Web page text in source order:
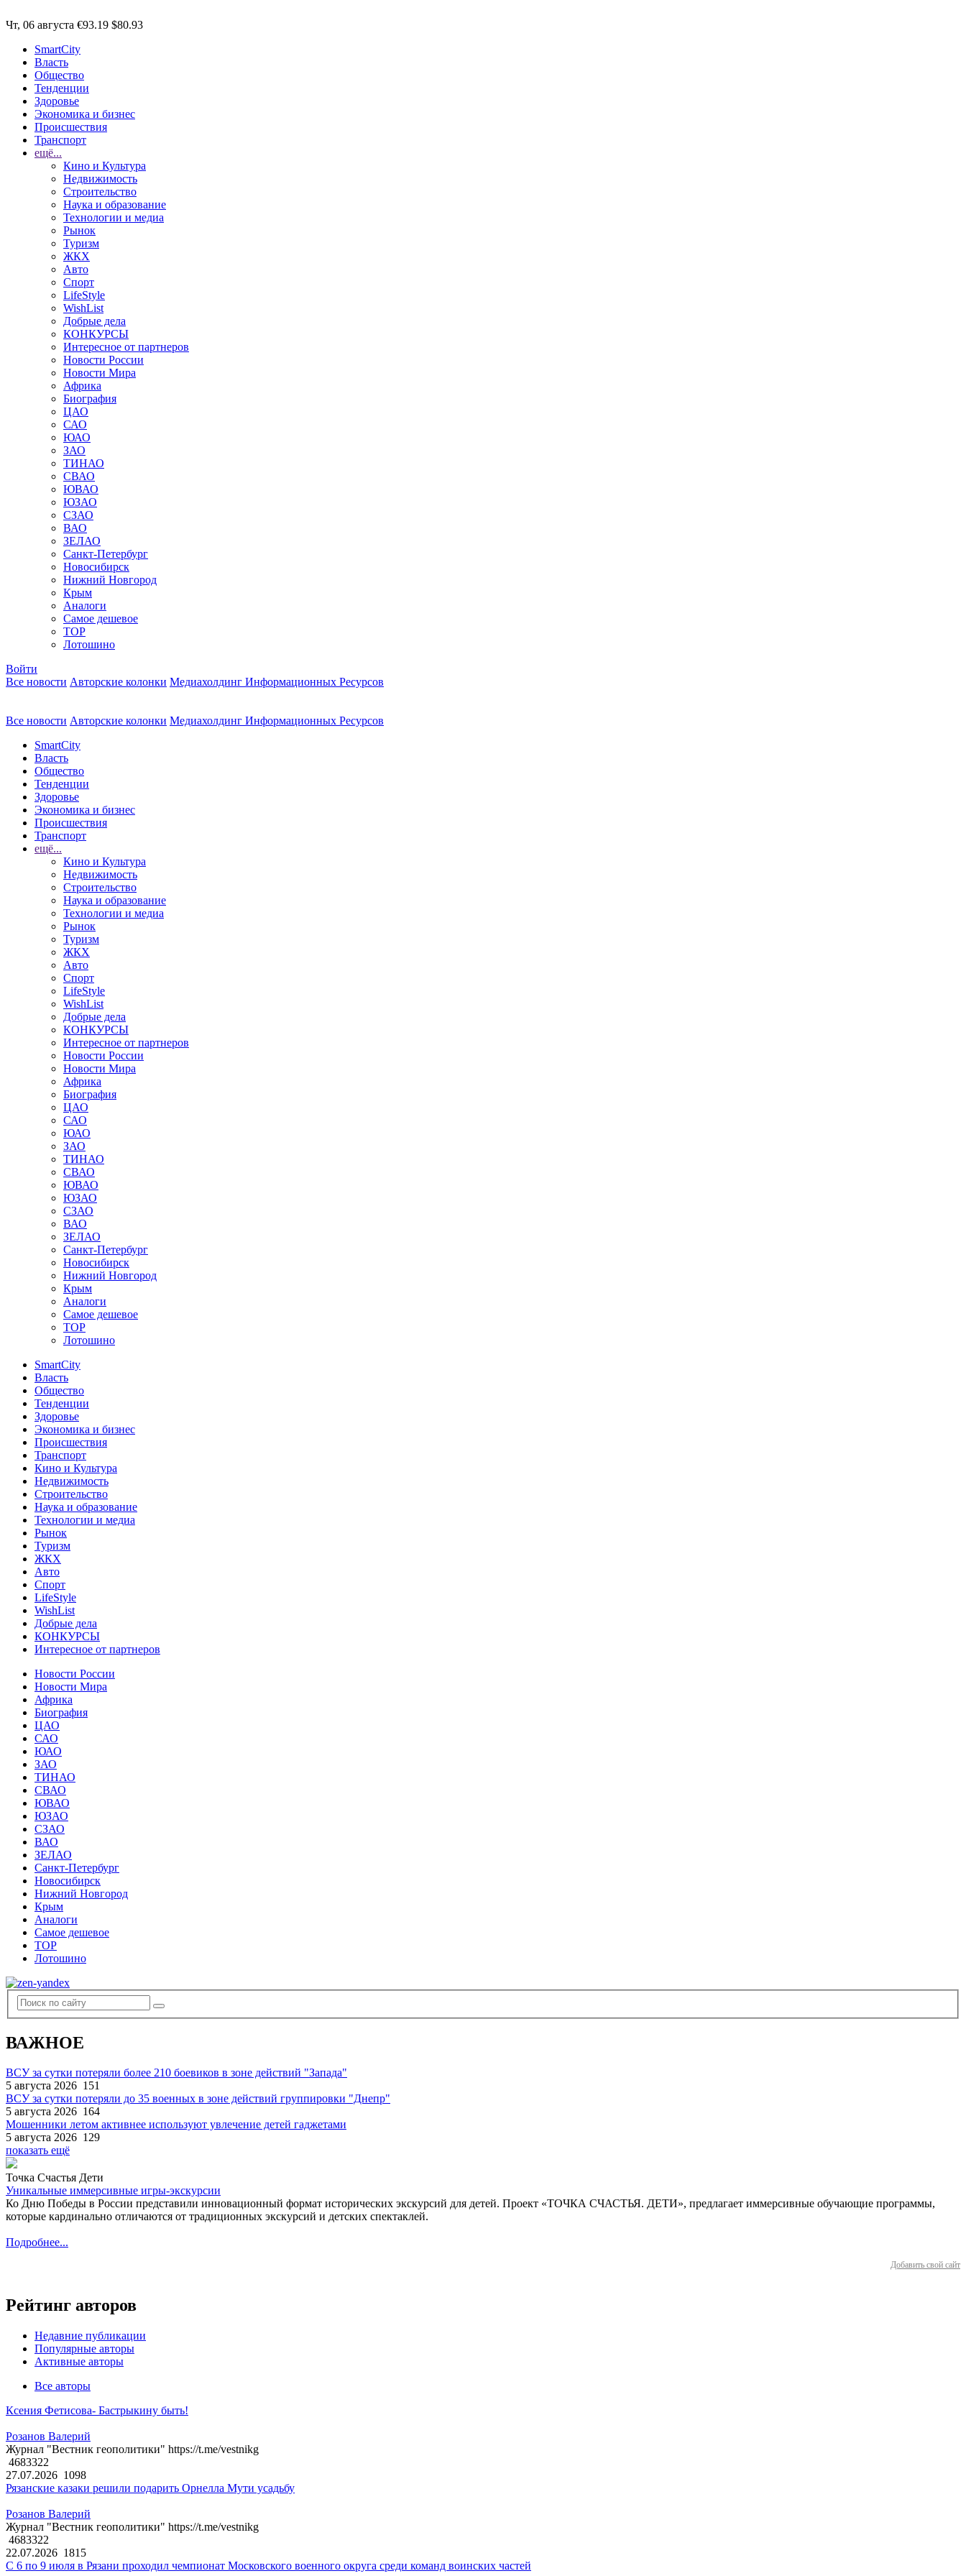
Чт, 06 августа €93.19 $80.93
SmartCity
Власть
Общество
Тенденции
Здоровье
Экономика и бизнес
Происшествия
Транспорт
ещё...
Кино и Культура
Недвижимость
Строительство
Наука и образование
Технологии и медиа
Рынок
Туризм
ЖКХ
Авто
Спорт
LifeStyle
WishList
Добрые дела
КОНКУРСЫ
Интересное от партнеров
Новости России
Новости Мира
Африка
Биография
ЦАО
САО
ЮАО
ЗАО
ТИНАО
СВАО
ЮВАО
ЮЗАО
СЗАО
ВАО
ЗЕЛАО
Санкт-Петербург
Новосибирск
Нижний Новгород
Крым
Аналоги
Самое дешевое
TOP
Лотошино
Войти
Все новости Авторские колонки Медиахолдинг Информационных Ресурсов
Все новости Авторские колонки Медиахолдинг Информационных Ресурсов
SmartCity
Власть
Общество
Тенденции
Здоровье
Экономика и бизнес
Происшествия
Транспорт
ещё...
Кино и Культура
Недвижимость
Строительство
Наука и образование
Технологии и медиа
Рынок
Туризм
ЖКХ
Авто
Спорт
LifeStyle
WishList
Добрые дела
КОНКУРСЫ
Интересное от партнеров
Новости России
Новости Мира
Африка
Биография
ЦАО
САО
ЮАО
ЗАО
ТИНАО
СВАО
ЮВАО
ЮЗАО
СЗАО
ВАО
ЗЕЛАО
Санкт-Петербург
Новосибирск
Нижний Новгород
Крым
Аналоги
Самое дешевое
TOP
Лотошино
SmartCity
Власть
Общество
Тенденции
Здоровье
Экономика и бизнес
Происшествия
Транспорт
Кино и Культура
Недвижимость
Строительство
Наука и образование
Технологии и медиа
Рынок
Туризм
ЖКХ
Авто
Спорт
LifeStyle
WishList
Добрые дела
КОНКУРСЫ
Интересное от партнеров
Новости России
Новости Мира
Африка
Биография
ЦАО
САО
ЮАО
ЗАО
ТИНАО
СВАО
ЮВАО
ЮЗАО
СЗАО
ВАО
ЗЕЛАО
Санкт-Петербург
Новосибирск
Нижний Новгород
Крым
Аналоги
Самое дешевое
TOP
Лотошино
ВАЖНОЕ
ВСУ за сутки потеряли более 210 боевиков в зоне действий "Запада"
5 августа 2026 151
ВСУ за сутки потеряли до 35 военных в зоне действий группировки "Днепр"
5 августа 2026 164
Мошенники летом активнее используют увлечение детей гаджетами
5 августа 2026 129
показать ещё
Точка Счастья Дети
Уникальные иммерсивные игры-экскурсии
Ко Дню Победы в России представили инновационный формат исторических экскурсий для детей. Проект «ТОЧКА СЧАСТЬЯ. ДЕТИ», предлагает иммерсивные обучающие программы,
которые кардинально отличаются от традиционных экскурсий и детских спектаклей.
Подробнее...
Добавить свой сайт
Рейтинг авторов
Недавние публикации
Популярные авторы
Активные авторы
Все авторы
Ксения Фетисова- Бастрыкину быть!
Розанов Валерий
Журнал "Вестник геополитики" https://t.me/vestnikg
4683322
27.07.2026 1098
Рязанские казаки решили подарить Орнелла Мути усадьбу
Розанов Валерий
Журнал "Вестник геополитики" https://t.me/vestnikg
4683322
22.07.2026 1815
С 6 по 9 июля в Рязани проходил чемпионат Московского военного округа среди команд воинских частей